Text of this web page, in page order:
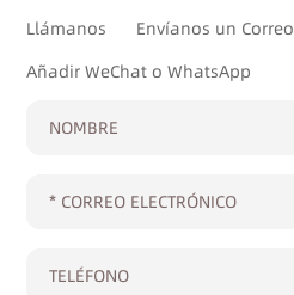
Llámanos Envíanos un Correo
Añadir WeChat o WhatsApp